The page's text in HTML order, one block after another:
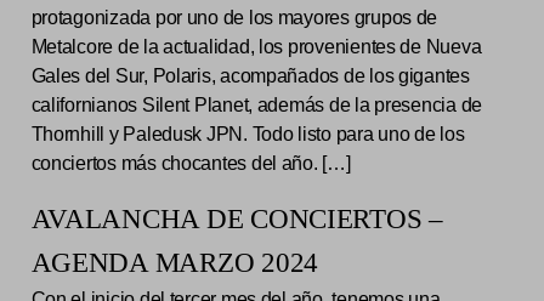
protagonizada por uno de los mayores grupos de
Metalcore de la actualidad, los provenientes de Nueva
Gales del Sur, Polaris, acompañados de los gigantes
californianos Silent Planet, además de la presencia de
Thornhill y Paledusk JPN. Todo listo para uno de los
conciertos más chocantes del año. […]
AVALANCHA DE CONCIERTOS –
AGENDA MARZO 2024